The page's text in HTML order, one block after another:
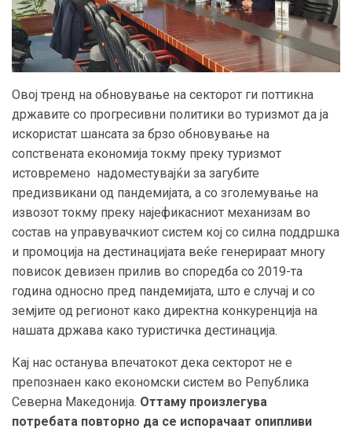
Овој тренд на обновување на секторот ги поттикна
државите со прогресивни политики во туризмот да ја
искористат шансата за брзо обновување на
сопствената економија токму преку туризмот
истовремено надоместувајќи за загубите
предизвикани од пандемијата, а со зголемување на
извозот токму преку најефикасниот механизам во
состав на управувачкиот систем кој со силна поддршка
и промоција на дестинацијата веќе генерираат многу
повисок девизен прилив во споредба со 2019-та
година односно пред пандемијата, што е случај и со
земјите од регионот како директна конкуренција на
нашата држава како туристичка дестинација.
Кај нас останува впечатокот дека секторот не е
препознаен како економски систем во Република
Северна Македонија. Оттаму произлегува
потребата повторно да се испорачаат опипливи